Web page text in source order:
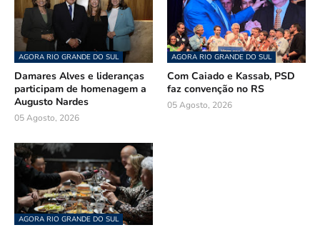
AGORA RIO GRANDE DO SUL
Damares Alves e lideranças
participam de homenagem a
Augusto Nardes
05 Agosto, 2026
AGORA RIO GRANDE DO SUL
Com Caiado e Kassab, PSD
faz convenção no RS
05 Agosto, 2026
AGORA RIO GRANDE DO SUL